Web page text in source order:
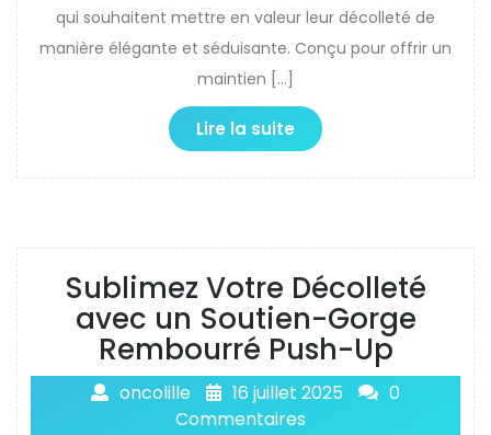
qui souhaitent mettre en valeur leur décolleté de
manière élégante et séduisante. Conçu pour offrir un
maintien […]
Lire la suite
Sublimez Votre Décolleté
avec un Soutien-Gorge
Rembourré Push-Up
oncolille 16 juillet 2025
0
Commentaires